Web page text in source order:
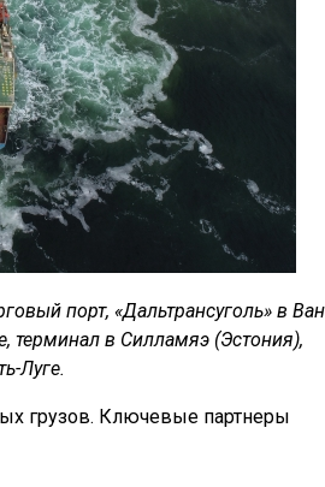
порт, «Дальтрансуголь» в
терминал в Силламяэ (Эстония),
Луге.
грузов. Ключевые партнеры